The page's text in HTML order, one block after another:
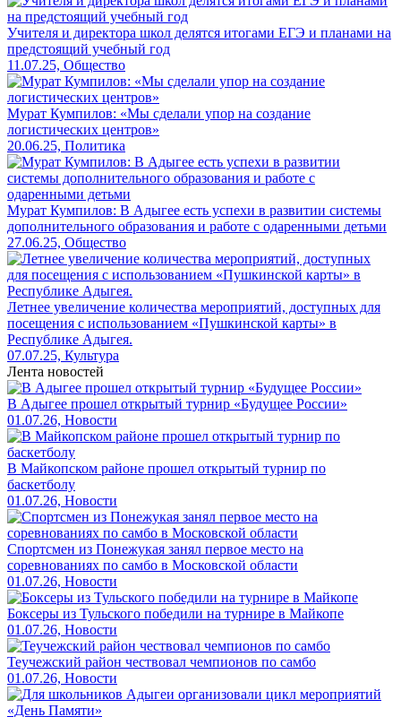
Учителя и директора школ делятся итогами ЕГЭ и планами на
предстоящий учебный год
11.07.25, Общество
Мурат Кумпилов: «Мы сделали упор на создание
логистических центров»
20.06.25, Политика
Мурат Кумпилов: В Адыгее есть успехи в развитии системы
дополнительного образования и работе с одаренными детьми
27.06.25, Общество
Летнее увеличение количества мероприятий, доступных для
посещения с использованием «Пушкинской карты» в
Республике Адыгея.
07.07.25, Культура
Лента новостей
В Адыгее прошел открытый турнир «Будущее России»
01.07.26, Новости
В Майкопском районе прошел открытый турнир по
баскетболу
01.07.26, Новости
Спортсмен из Понежукая занял первое место на
соревнованиях по самбо в Московской области
01.07.26, Новости
Боксеры из Тульского победили на турнире в Майкопе
01.07.26, Новости
Теучежский район чествовал чемпионов по самбо
01.07.26, Новости